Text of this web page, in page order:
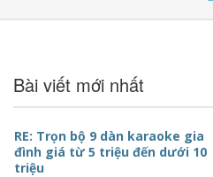
Bài viết mới nhất
RE: Trọn bộ 9 dàn karaoke gia
đình giá từ 5 triệu đến dưới 10
triệu